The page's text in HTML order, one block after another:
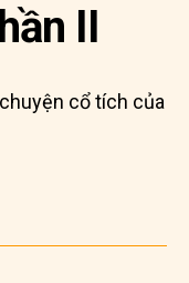
II
cổ tích của